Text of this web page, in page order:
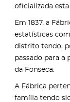
oficializada esta
Em 1837, a
estatísticas
distrito tendo,
passado para a
da Fonseca.
A Fábrica
família tendo